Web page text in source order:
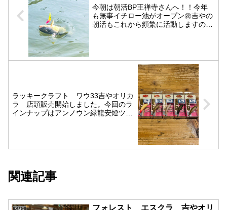
今朝は朝活BP王禅寺さんへ！！今年
も無事イチロー池がオープン㊗️吉やの
朝活もこれから頻繁に活動しますので
トが出る状況でした。
ラッキークラフト ワウ33吉やオリカ
ラ 店頭販売開始しました。今回のラ
インナップはアンノウン緑龍安燈ツレ
関連記事
フォレスト エスクラ 吉やオリ